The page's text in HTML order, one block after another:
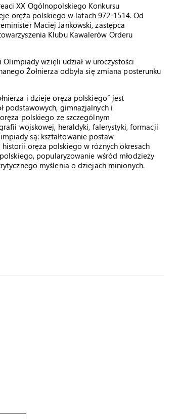
XX Ogólnopolskiego Konkursu
oręża polskiego w latach 972-1514. Od
Maciej Jankowski, zastępca
Klubu Kawalerów Orderu
wzięli udział w uroczystości
Żołnierza odbyła się zmiana posterunku
i dzieje oręża polskiego” jest
podstawowych, gimnazjalnych i
polskiego ze szczególnym
wojskowej, heraldyki, falerystyki, formacji
są: kształtowanie postaw
oręża polskiego w różnych okresach
popularyzowanie wśród młodzieży
myślenia o dziejach minionych.